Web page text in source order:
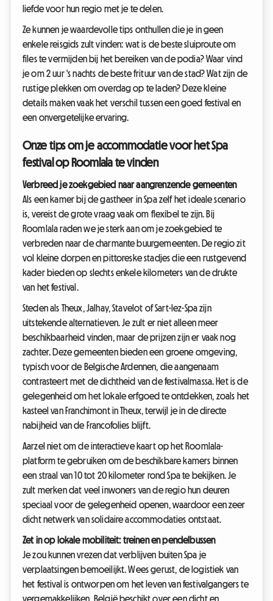
liefde voor hun regio met je te delen.
Ze kunnen je waardevolle tips onthullen die je in geen
enkele reisgids zult vinden: wat is de beste sluiproute om
files te vermijden bij het bereiken van de podia? Waar vind
je om 2 uur 's nachts de beste frituur van de stad? Wat zijn de
rustige plekken om overdag op te laden? Deze kleine
details maken vaak het verschil tussen een goed festival en
een onvergetelijke ervaring.
Onze tips om je accommodatie voor het Spa
festival op Roomlala te vinden
Verbreed je zoekgebied naar aangrenzende gemeenten
Als een kamer bij de gastheer in Spa zelf het ideale scenario
is, vereist de grote vraag vaak om flexibel te zijn. Bij
Roomlala raden we je sterk aan om je zoekgebied te
verbreden naar de charmante buurgemeenten. De regio zit
vol kleine dorpen en pittoreske stadjes die een rustgevend
kader bieden op slechts enkele kilometers van de drukte
van het festival.
Steden als Theux, Jalhay, Stavelot of Sart-lez-Spa zijn
uitstekende alternatieven. Je zult er niet alleen meer
beschikbaarheid vinden, maar de prijzen zijn er vaak nog
zachter. Deze gemeenten bieden een groene omgeving,
typisch voor de Belgische Ardennen, die aangenaam
contrasteert met de dichtheid van de festivalmassa. Het is de
gelegenheid om het lokale erfgoed te ontdekken, zoals het
kasteel van Franchimont in Theux, terwijl je in de directe
nabijheid van de Francofolies blijft.
Aarzel niet om de interactieve kaart op het Roomlala-
platform te gebruiken om de beschikbare kamers binnen
een straal van 10 tot 20 kilometer rond Spa te bekijken. Je
zult merken dat veel inwoners van de regio hun deuren
speciaal voor de gelegenheid openen, waardoor een zeer
dicht netwerk van solidaire accommodaties ontstaat.
Zet in op lokale mobiliteit: treinen en pendelbussen
Je zou kunnen vrezen dat verblijven buiten Spa je
verplaatsingen bemoeilijkt. Wees gerust, de logistiek van
het festival is ontworpen om het leven van festivalgangers te
vergemakkelijken. België beschikt over een dicht en